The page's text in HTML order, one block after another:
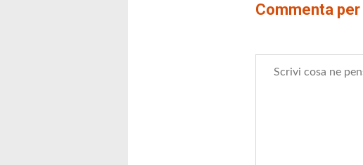
Commenta